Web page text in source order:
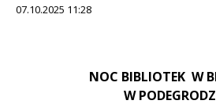
07.10.2025 11:28
NOC BIBLIOTEK W
W